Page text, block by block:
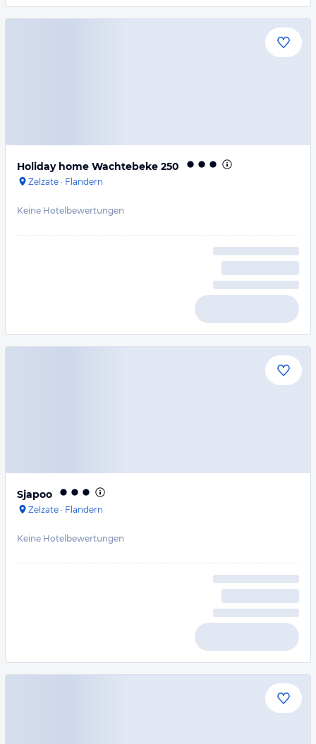
Holiday home Wachtebeke 250
Zelzate · Flandern
Keine Hotelbewertungen
Sjapoo
Zelzate · Flandern
Keine Hotelbewertungen